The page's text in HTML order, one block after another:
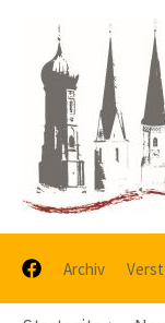
springen
Archiv